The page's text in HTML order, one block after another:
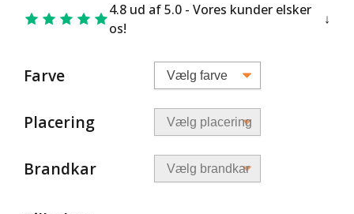
4.8 ud af 5.0 - Vores kunder elsker
os!
Farve
Placering
Brandkar